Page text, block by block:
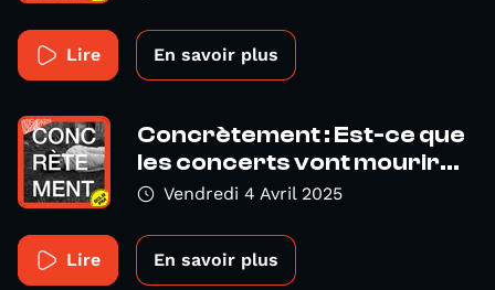
Lire En savoir plus
Concrètement : Est-ce que
les concerts vont mourir...
Vendredi 4 Avril 2025
Lire En savoir plus